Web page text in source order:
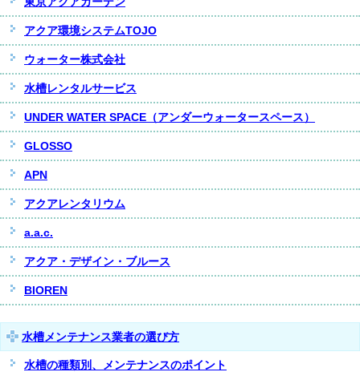
アクア環境システムTOJO
ウォーター株式会社
水槽レンタルサービス
UNDER WATER SPACE（アンダーウォータースペース）
GLOSSO
APN
アクアレンタリウム
a.a.c.
アクア・デザイン・ブルース
BIOREN
水槽メンテナンス業者の選び方
水槽の種類別、メンテナンスのポイント